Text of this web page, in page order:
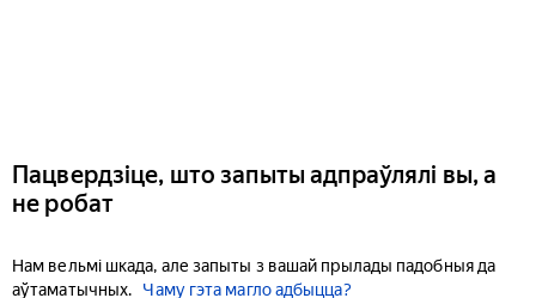
Пацвердзіце, што запыты адпраўлялі вы, а
не робат
Нам вельмі шкада, але запыты з вашай прылады падобныя да
аўтаматычных.
Чаму гэта магло адбыцца?